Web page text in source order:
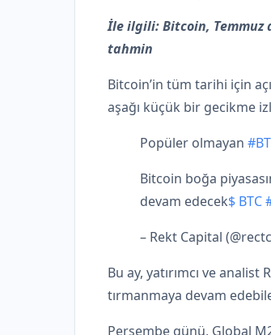
İle ilgili:Bitcoin, Temmuz
tahmin
Bitcoin’in tüm tarihi için
aşağı küçük bir gecikme
Popüler olmayan
Bitcoin boğa
devam edecek$ BTC
– Rekt Capital
Bu ay, yatırımcı ve
tırmanmaya devam
Perşembe günü, Global